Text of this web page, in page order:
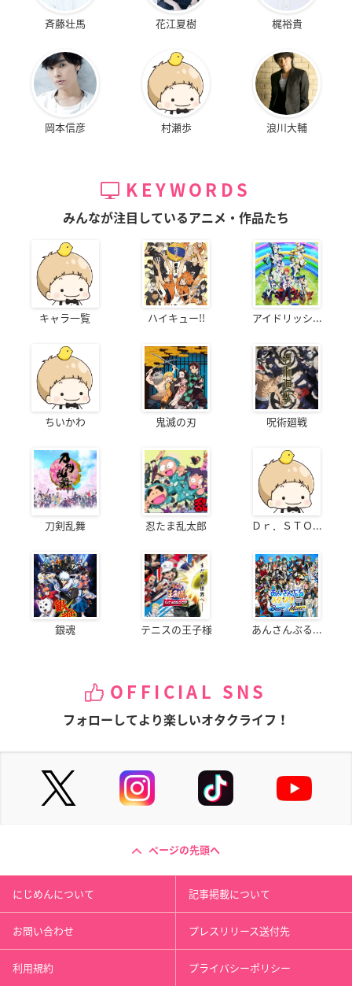
斉藤壮馬 花江夏樹 梶裕貴
岡本信彦 村瀬歩 浪川大輔
KEYWORDS
みんなが注目しているアニメ・作品たち
キャラ一覧 ハイキュー!! アイドリッシ...
ちいかわ 鬼滅の刃 呪術廻戦
刀剣乱舞 忍たま乱太郎 Ｄｒ．ＳＴＯ...
銀魂 テニスの王子様 あんさんぶる...
OFFICIAL SNS
フォローしてより楽しいオタクライフ！
ページの先頭へ
にじめんについて 記事掲載について
お問い合わせ プレスリリース送付先
利用規約 プライバシーポリシー